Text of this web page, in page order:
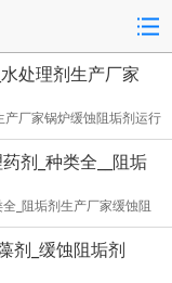
处理剂生产厂家
产厂家锅炉缓蚀阻垢剂运行
但浪费燃料，影响锅炉出
剂_种类全__阻垢
_阻垢剂生产厂家缓蚀阻
纺织印染行业。在循环冷
剂_缓蚀阻垢剂